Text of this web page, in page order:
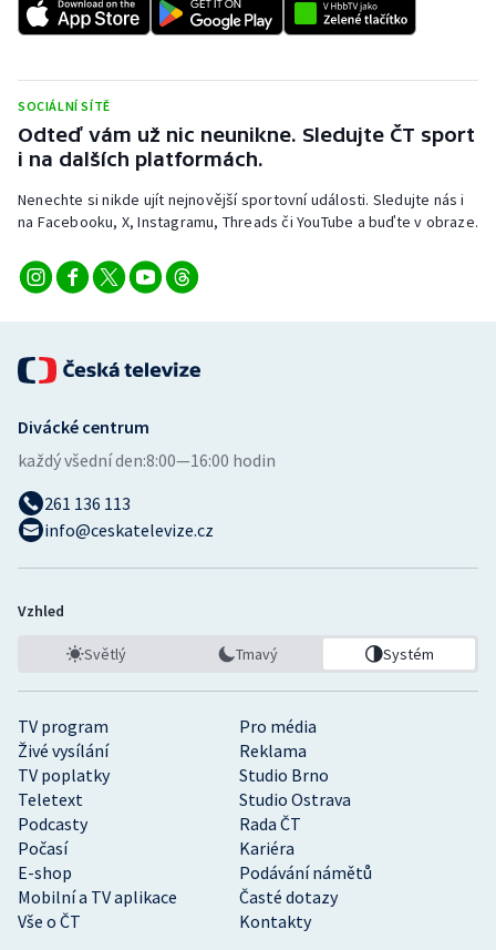
SOCIÁLNÍ SÍTĚ
Odteď vám už nic neunikne. Sledujte ČT sport
i na dalších platformách.
Nenechte si nikde ujít nejnovější sportovní události. Sledujte nás i
na Facebooku, X, Instagramu, Threads či YouTube a buďte v obraze.
TV program
Pro média
Živé vysílání
Reklama
TV poplatky
Studio Brno
Teletext
Studio Ostrava
Podcasty
Rada ČT
Počasí
Kariéra
E-shop
Podávání námětů
Mobilní a TV aplikace
Časté dotazy
Vše o ČT
Kontakty
Divácké centrum
každý všední den:8:00—16:00 hodin
261 136 113
info@ceskatelevize.cz
Vzhled
Světlý Tmavý Systém